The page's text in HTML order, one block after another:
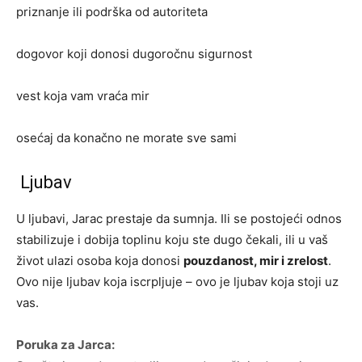
priznanje ili podrška od autoriteta
dogovor koji donosi dugoročnu sigurnost
vest koja vam vraća mir
osećaj da konačno ne morate sve sami
Ljubav
U ljubavi, Jarac prestaje da sumnja. Ili se postojeći odnos
stabilizuje i dobija toplinu koju ste dugo čekali, ili u vaš
život ulazi osoba koja donosi pouzdanost, mir i zrelost.
Ovo nije ljubav koja iscrpljuje – ovo je ljubav koja stoji uz
vas.
Poruka za Jarca: